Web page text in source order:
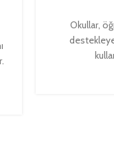
Okullar,